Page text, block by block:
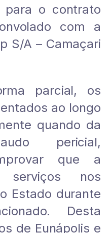
para o contrato
com a
S/A – Camaçari
parcial, os
ao longo
quando da
pericial,
que a
serviços nos
Estado durante
Desta
de Eunápolis e